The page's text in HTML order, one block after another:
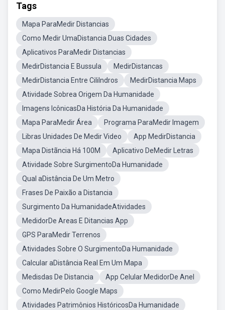
Tags
Mapa ParaMedir Distancias
Como Medir UmaDistancia Duas Cidades
Aplicativos ParaMedir Distancias
MedirDistancia E Bussula
MedirDistancas
MedirDistancia Entre Cililndros
MedirDistancia Maps
Atividade Sobrea Origem Da Humanidade
Imagens IcônicasDa História Da Humanidade
Mapa ParaMedir Área
Programa ParaMedir Imagem
Libras Unidades De Medir Video
App MedirDistancia
Mapa Distãncia Há 100M
Aplicativo DeMedir Letras
Atividade Sobre SurgimentoDa Humanidade
Qual aDistância De Um Metro
Frases De Paixão a Distancia
Surgimento Da HumanidadeAtividades
MedidorDe Areas E Ditancias App
GPS ParaMedir Terrenos
Atividades Sobre O SurgimentoDa Humanidade
Calcular aDistância Real Em Um Mapa
Medisdas De Distancia
App Celular MedidorDe Anel
Como MedirPelo Google Maps
Atividades Patrimônios HistóricosDa Humanidade